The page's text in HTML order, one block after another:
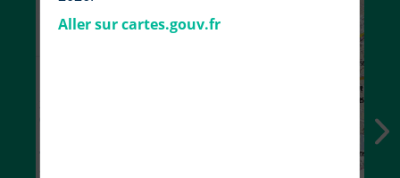
Aller sur cartes.gouv.fr